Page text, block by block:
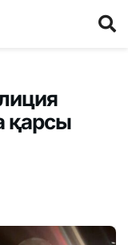
қарсы